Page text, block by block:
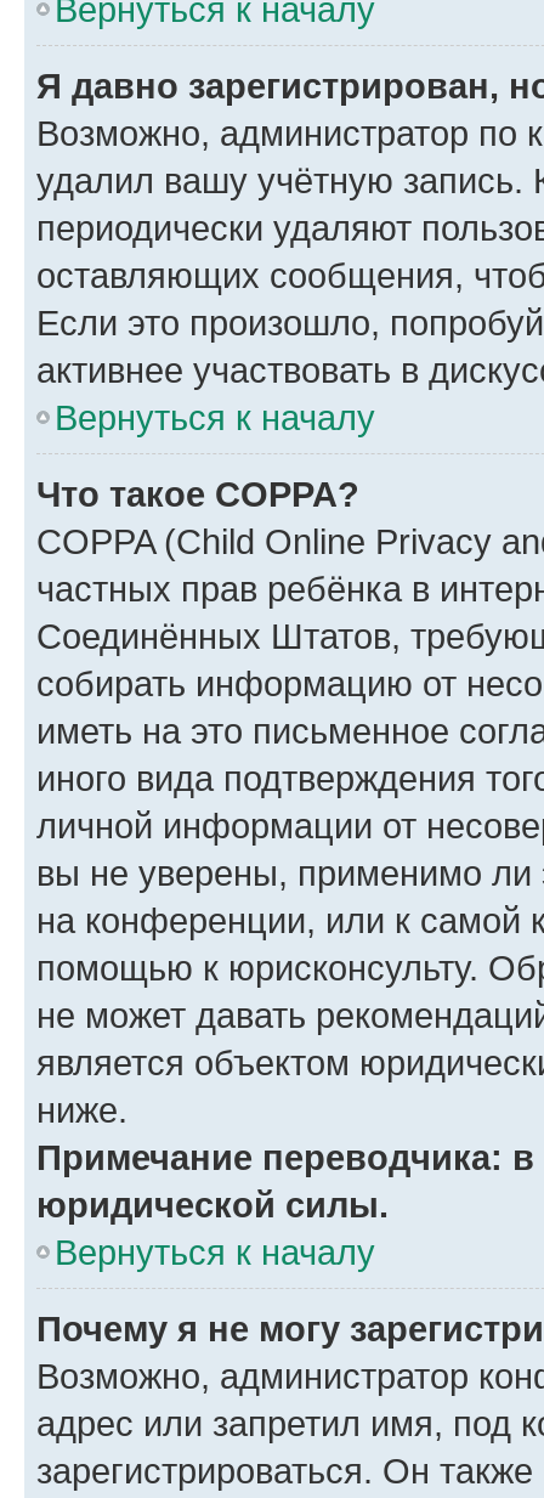
Вернуться к началу
Я давно зарегистрирован,
Возможно, администратор по
удалил вашу учётную запись.
периодически удаляют
оставляющих сообщения,
Если это произошло,
активнее участвовать в
Вернуться к началу
Что такое COPPA?
COPPA (Child Online Privacy
частных прав ребёнка в
Соединённых Штатов,
собирать информацию от
иметь на это письменное
иного вида подтверждения
личной информации от
вы не уверены, применимо ли
на конференции, или к самой
помощью к юрисконсульту.
не может давать
является объектом
ниже.
Примечание переводчика:
юридической силы.
Вернуться к началу
Почему я не могу
Возможно, администратор
адрес или запретил имя, под
зарегистрироваться. Он